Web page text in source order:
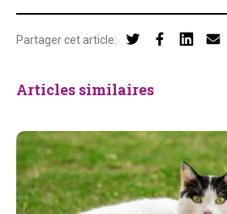
Partager cet article:
Articles similaires